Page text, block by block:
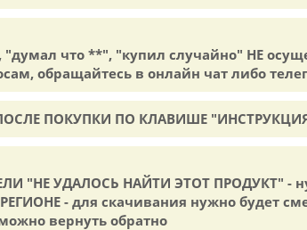
что **", "купил случайно" НЕ
обращайтесь в онлайн чат либо
ПОСЛЕ ПОКУПКИ ПО КЛАВИШЕ
"НЕ УДАЛОСЬ НАЙТИ ЭТОТ ПРОДУКТ" -
- для скачивания нужно будет
вернуть обратно